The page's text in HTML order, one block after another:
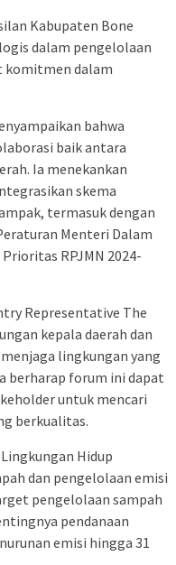
Kabupaten Bone
dalam pengelolaan
komitmen dalam
bahwa
baik antara
Ia menekankan
skema
termasuk dengan
Menteri Dalam
RPJMN 2024-
Representative The
kepala daerah dan
lingkungan yang
berharap forum ini dapat
untuk mencari
berkualitas.
Hidup
dan pengelolaan emisi
pengelolaan sampah
pendanaan
emisi hingga 31